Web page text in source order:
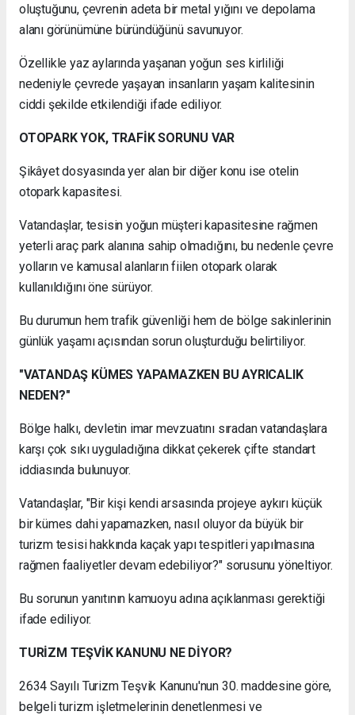
oluştuğunu, çevrenin adeta bir metal yığını ve depolama
alanı görünümüne büründüğünü savunuyor.
Özellikle yaz aylarında yaşanan yoğun ses kirliliği
nedeniyle çevrede yaşayan insanların yaşam kalitesinin
ciddi şekilde etkilendiği ifade ediliyor.
OTOPARK YOK, TRAFİK SORUNU VAR
Şikâyet dosyasında yer alan bir diğer konu ise otelin
otopark kapasitesi.
Vatandaşlar, tesisin yoğun müşteri kapasitesine rağmen
yeterli araç park alanına sahip olmadığını, bu nedenle çevre
yolların ve kamusal alanların fiilen otopark olarak
kullanıldığını öne sürüyor.
Bu durumun hem trafik güvenliği hem de bölge sakinlerinin
günlük yaşamı açısından sorun oluşturduğu belirtiliyor.
"VATANDAŞ KÜMES YAPAMAZKEN BU AYRICALIK
NEDEN?"
Bölge halkı, devletin imar mevzuatını sıradan vatandaşlara
karşı çok sıkı uyguladığına dikkat çekerek çifte standart
iddiasında bulunuyor.
Vatandaşlar, "Bir kişi kendi arsasında projeye aykırı küçük
bir kümes dahi yapamazken, nasıl oluyor da büyük bir
turizm tesisi hakkında kaçak yapı tespitleri yapılmasına
rağmen faaliyetler devam edebiliyor?" sorusunu yöneltiyor.
Bu sorunun yanıtının kamuoyu adına açıklanması gerektiği
ifade ediliyor.
TURİZM TEŞVİK KANUNU NE DİYOR?
2634 Sayılı Turizm Teşvik Kanunu'nun 30. maddesine göre,
belgeli turizm işletmelerinin denetlenmesi ve